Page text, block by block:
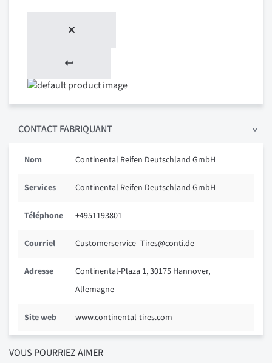
VOUS POURRIEZ AIMER
CONTACT FABRIQUANT
Nom Continental Reifen Deutschland GmbH
Services Continental Reifen Deutschland GmbH
Téléphone +4951193801
Courriel Customerservice_Tires@conti.de
Adresse
Continental-Plaza 1, 30175 Hannover,
Allemagne
Site web www.continental-tires.com